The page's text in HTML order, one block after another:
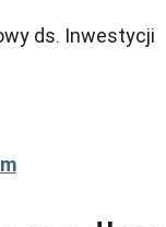
ds. Inwestycji